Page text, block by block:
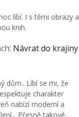
líbí. I s těmi obrazy a
knih.
: Návrat do krajiny
dům.. Líbí se mi, že
charakter
nabízí moderní a
Přesně takové…